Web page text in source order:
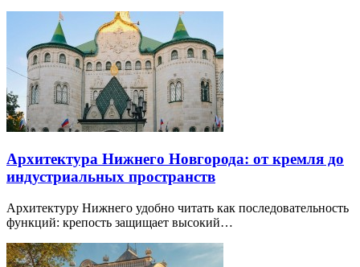
Архитектура Нижнего Новгорода: от кремля до
индустриальных пространств
Архитектуру Нижнего удобно читать как последовательность
функций: крепость защищает высокий…